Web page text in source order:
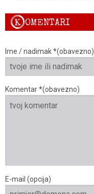
KOMENTARI
Ime / nadimak *(obavezno)
Komentar *(obavezno)
E-mail (opcija)